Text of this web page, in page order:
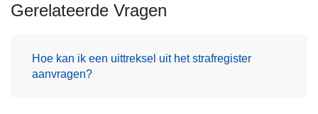
Gerelateerde Vragen
Hoe kan ik een uittreksel uit het strafregister
aanvragen?